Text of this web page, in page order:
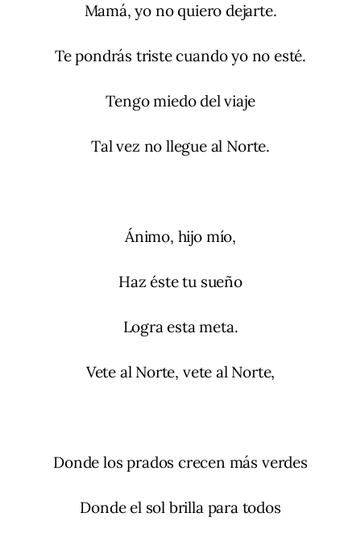
Mamá, yo no quiero dejarte.
Te pondrás triste cuando yo no esté.
Tengo miedo del viaje
Tal vez no llegue al Norte.
Ánimo, hijo mío,
Haz éste tu sueño
Logra esta meta.
Vete al Norte, vete al Norte,
Donde los prados crecen más verdes
Donde el sol brilla para todos